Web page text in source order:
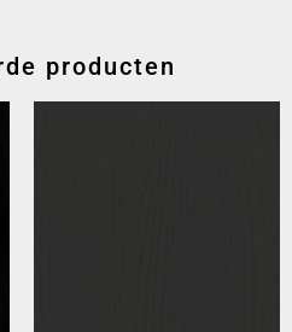
producten